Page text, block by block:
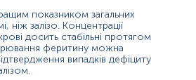
ламкість нігтів,
зміна смаку, задишка);
аналізі крові (низький
еритроцитів, MCV, MCHC,
показника);
показником загальних
ніж залізо. Концентрації
досить стабільні протягом
феритину можна
випадків дефіциту